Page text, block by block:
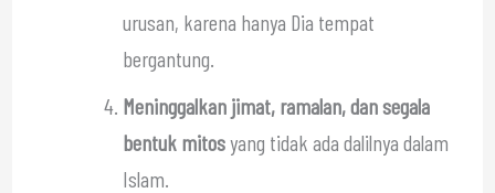
urusan, karena hanya Dia tempat
bergantung.
Meninggalkan jimat, ramalan, dan segala
bentuk mitosyang tidak ada dalilnya dalam
Islam.